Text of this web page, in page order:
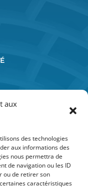
aux
des technologies
aux informations des
nous permettra de
de navigation ou les ID
ou de retirer son
caractéristiques
: